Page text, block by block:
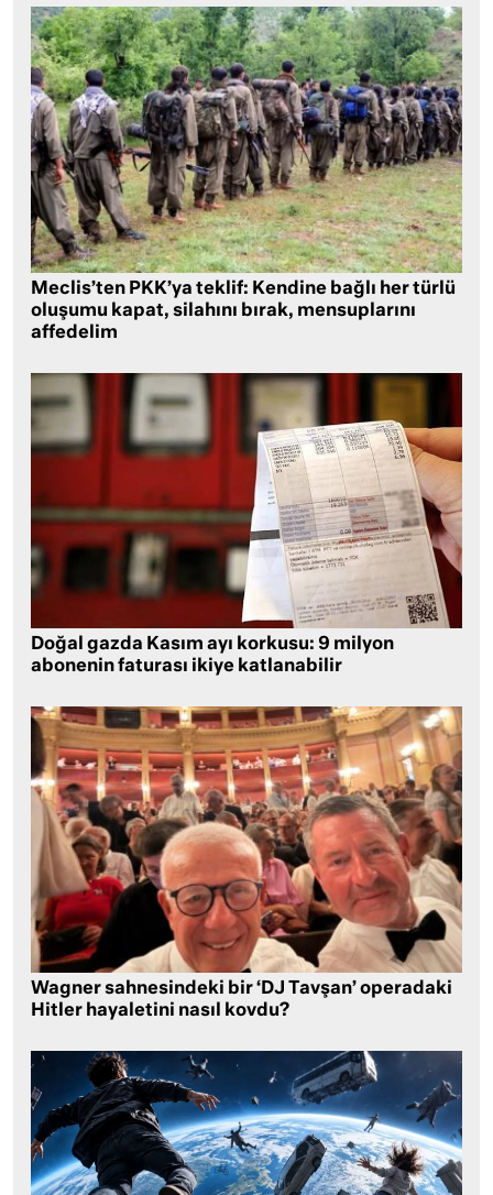
Meclis’ten PKK’ya teklif: Kendine bağlı her türlü
oluşumu kapat, silahını bırak, mensuplarını
affedelim
Doğal gazda Kasım ayı korkusu: 9 milyon
abonenin faturası ikiye katlanabilir
Wagner sahnesindeki bir ‘DJ Tavşan’ operadaki
Hitler hayaletini nasıl kovdu?